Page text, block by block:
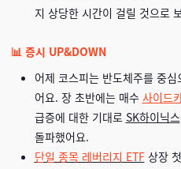
지 상당한 시간이 걸릴 것으로
📊 증시 UP&DOWN
어제 코스피는 반도체주를 중
어요. 장 초반에는 매수 사이드
급증에 대한 기대로 SK하이닉스
돌파했어요.
단일 종목 레버리지 ETF상장